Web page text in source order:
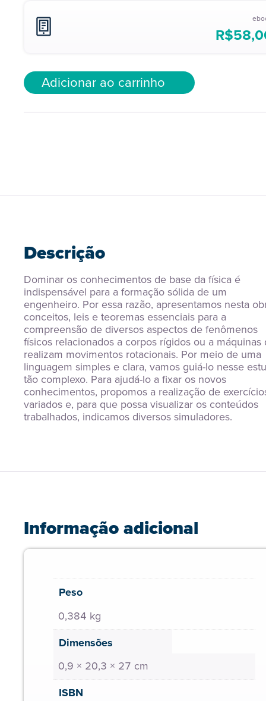
R$
Adicionar ao carrinho
Descrição
Dominar os conhecimentos de base da física é
indispensável para a formação sólida de um
engenheiro. Por essa razão, apresentamos nesta
conceitos, leis e teoremas essenciais para a
compreensão de diversos aspectos de fenômenos
físicos relacionados a corpos rígidos ou a máquinas
realizam movimentos rotacionais. Por meio de uma
linguagem simples e clara, vamos guiá-lo nesse
tão complexo. Para ajudá-lo a fixar os novos
conhecimentos, propomos a realização de
variados e, para que possa visualizar os conteúdos
trabalhados, indicamos diversos simuladores.
Informação adicional
Peso
0,384 kg
Dimensões
0,9 × 20,3 × 27 cm
ISBN